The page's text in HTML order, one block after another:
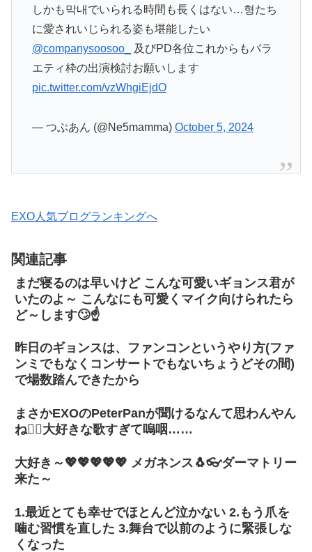
しかも막내でいられる時間も長くはない…형たち
に愛されいじられる姿も堪能したい
@companysoosoo_
及びPD各位これからもバラ
エティ枠の出演検討お願いします
pic.twitter.com/vzWhgiEjdO
— つぶあん (@Ne5mamma) October 5, 2024
EXO人気ブログランキングへ
関連記事
まだ寝るのは早いけど こんな可愛いギョンス君が
いたのよ～ こんなにも可愛くマイク向けられたら
ど～します🙄☝️
昨日のギョンスは、ファンコンというやり方(ファ
ンミでもなくコンサートでもないちょうどその間)
で場数踏んできたから
まさかEXOのPeterPanが聞けるなんて思わんやん
ね🧚‍♂️大好きな歌すぎて嗚咽……
大好き～💖💖💖💖💖 メガネンス🐧👓ダーマトリー
来た～
1.最近とても幸せでほとんど泣かない 2.もう爪を
噛む習慣を直した 3.舞台で以前のように緊張しな
くなった